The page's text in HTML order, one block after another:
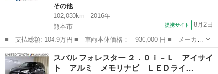
その他
102,030km
2016年
熊本市
提携サイト 8月2日
■ 支払総額: 104.9万円 ■ 車両本体価格： 930,000 円 ■ メーカー
名： スバル ■ 車種名： レヴォーグ ■ グレード名： １．６Ｇ
Ｔアイサイト Ｓスタイル 禁煙車 ターボ ナビフルセグ バック
カメラ ア...
熊本 熊本市
スバル フォレスター ２．０ｉ－Ｌ アイサイ
ト アルミ メモリナビ ＬＥＤライ…